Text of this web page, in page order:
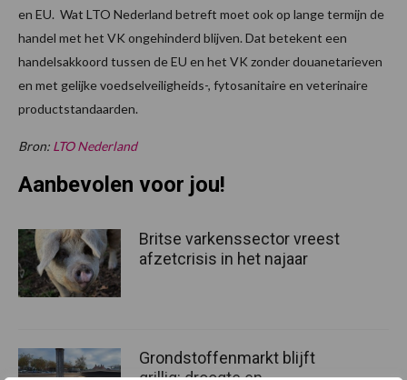
en EU. Wat LTO Nederland betreft moet ook op lange termijn de
handel met het VK ongehinderd blijven. Dat betekent een
handelsakkoord tussen de EU en het VK zonder douanetarieven
en met gelijke voedselveiligheids-, fytosanitaire en veterinaire
productstandaarden.
Bron: LTO Nederland
Aanbevolen voor jou!
Britse varkenssector vreest
afzetcrisis in het najaar
Grondstoffenmarkt blijft